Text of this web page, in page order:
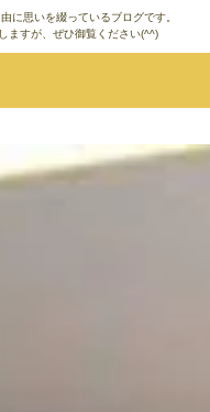
に思いを綴っているブログです。
ますが、ぜひ御覧ください(^^)